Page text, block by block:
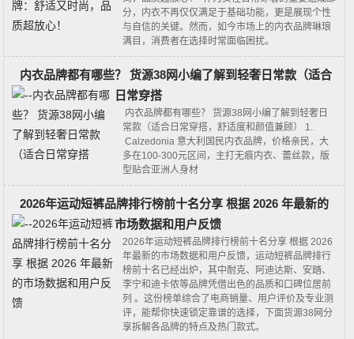
分，内衣不再仅仅满足于基础功能，更是展现个性
与自信的关键。然而，如今市场上的内衣品牌琳琅
满目，消费者在选择时常面临困扰。
内衣品牌都有哪些？ 货源38网小编了解到轻奢日常款（适合
日常穿搭
内衣品牌都有哪些？ 货源38网小编了解到轻奢日
常款（适合日常穿搭，舒适度和颜值兼顾） 1.
Calzedonia 意大利国民内衣品牌，价格亲民，大
多在100-300元区间，主打无痕内衣、蕾丝款，版
型贴合亚洲人身材
2026年运动短裤品牌排行榜前十名分享 根据 2026 年最新的
市场数据和用户反馈
2026年运动短裤品牌排行榜前十名分享 根据 2026
年最新的市场数据和用户反馈，运动短裤品牌排行
榜前十名已经出炉，其中‌耐克、阿迪达斯、安踏、
李宁和迪卡侬‌等品牌凭借出色的品质和口碑位居前
列 。这份榜单综合了电商销量、用户评价及专业测
评，能帮你快速锁定靠谱的选择，下面货源38网分
享拆解各品牌的特点及热门款式。